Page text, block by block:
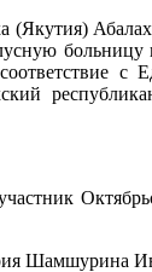
Шамшурина